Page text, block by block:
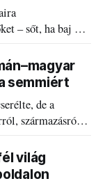
– sőt, ha baj van
semmiért
de a
származásról
világ